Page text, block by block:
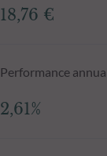
18,76 €
Performance
2,61%